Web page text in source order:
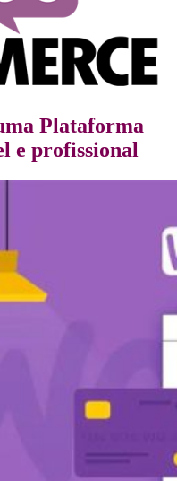
Plataforma
e profissional